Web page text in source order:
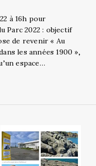
à 16h pour
Parc 2022 : objectif
de revenir « Au
les années 1900 »,
espace…